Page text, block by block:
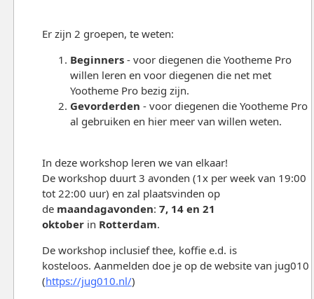
Er zijn 2 groepen, te weten:
Beginners- voor diegenen die Yootheme Pro
willen leren en voor diegenen die net met
Yootheme Pro bezig zijn.
Gevorderden - voor diegenen die Yootheme Pro
al gebruiken en hier meer van willen weten.
In deze workshop leren we van elkaar!
De workshop duurt 3 avonden (1x per week van 19:00
tot 22:00 uur) en zal plaatsvinden op
de maandagavonden: 7, 14 en 21
oktoberin Rotterdam.
De workshop inclusief thee, koffie e.d. is
kosteloos. Aanmelden doe je op de website van jug010
(https://jug010.nl/)